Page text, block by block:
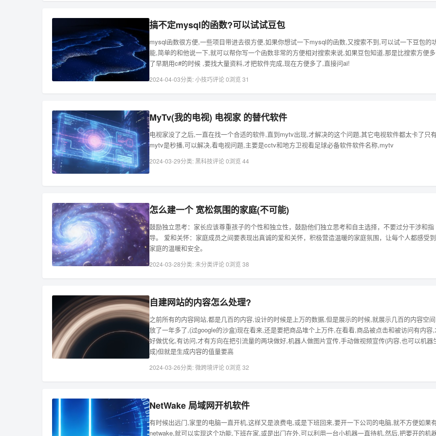
搞不定mysql的函数?可以试试豆包
mysql函数很方便,一些项目带进去很方便,如果你想试一下mysql的函数,又搜索不到,可以试一下豆包的
能,简单的和他说一下,就可以帮你写一个函数非常的方便相对搜索来说,如果豆包知道,那是比搜索方便多
了早期用c#的时候 ,要找大量资料,才把软件完成,现在方便多了,直接问ai!
2024-04-03分类:小技巧评论 0浏览 31
MyTv(我的电视) 电视家 的替代软件
电视家没了之后,一直在找一个合适的软件,直到mytv出现,才解决的这个问题,其它电视软件都太卡了只
mytv是秒播,可以解决,看电视问题,主要是cctv和地方卫视看足球必备软件软件名称,mytv
2024-03-29分类:黑科技评论 0浏览 44
怎么建一个 宽松氛围的家庭(不可能)
鼓励独立思考：家长应该尊重孩子的个性和独立性，鼓励他们独立思考和自主选择，不要过分干涉和指
导。 爱和关怀：家庭成员之间要表现出真诚的爱和关怀，积极营造温暖的家庭氛围，让每个人都感受到
家庭的温暖和安全。
2024-03-28分类:未分类评论 0浏览 38
自建网站的内容怎么处理?
之前所有的内容网站,都是几百的内容,设计的时候是上万的数据,但是展示的时候,就展示几百的内容空间
放了一年多了,(过google的沙盒)现在看来,还是要把商品堆个上万件,在看看,商品被点击和被访问有内容
好做优化,有访问,才有方向在把引流量的两块做好,机器人做图片宣传,手动做视频宣传(内容,也可以机器
成)但就是生成内容的值量要高
2024-03-26分类:微跨境评论 0浏览 32
NetWake 局域网开机软件
有时候出远门,家里的电脑一直开机,这样又是浪费电,或是下班回来,要开一下公司的电脑,就不方便如果
netwake,就可以实现这个功能,下班在家,或是出门在外,可以利用一台小机器一直待机,然后,把要开的机